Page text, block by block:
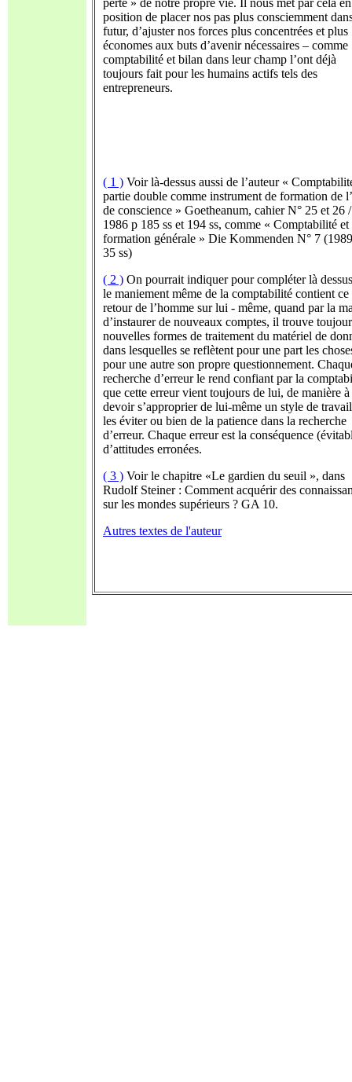
perte » de notre propre vie. Il nous met par cela en
position de placer nos pas plus consciemment
futur, d’ajuster nos forces plus concentrées et plus
économes aux buts d’avenir nécessaires – comme
comptabilité et bilan dans leur champ l’ont déjà
toujours fait pour les humains actifs tels des
entrepreneurs.
( 1 ) Voir là-dessus aussi de l’auteur «
partie double comme instrument de formation de
de conscience » Goetheanum, cahier N° 25 et 26 /
1986 p 185 ss et 194 ss, comme « Comptabilité et
formation générale » Die Kommenden N° 7
35 ss)
( 2 ) On pourrait indiquer pour compléter là
le maniement même de la comptabilité contient ce
retour de l’homme sur lui - même, quand par la
d’instaurer de nouveaux comptes, il trouve
nouvelles formes de traitement du matériel de
dans lesquelles se reflètent pour une part les
pour une autre son propre questionnement.
recherche d’erreur le rend confiant par la
que cette erreur vient toujours de lui, de manière à
devoir s’approprier de lui-même un style de
les éviter ou bien de la patience dans la recherche
d’erreur. Chaque erreur est la conséquence
d’attitudes erronées.
( 3 ) Voir le chapitre «Le gardien du seuil », dans
Rudolf Steiner : Comment acquérir des
sur les mondes supérieurs ? GA 10.
Autres textes de l'auteur